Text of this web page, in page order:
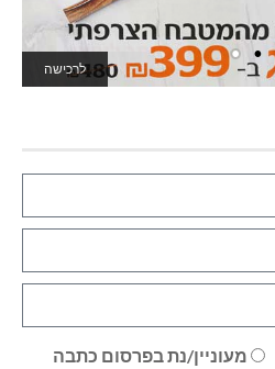
לרכישה
מעוניין/נת בפרסום כתבה